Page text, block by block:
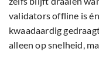
validators offline is
kwaadaardig
alleen op snelheid,